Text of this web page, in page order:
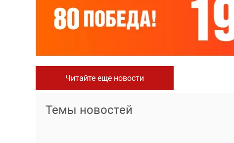
Читайте еще новости
Темы новостей